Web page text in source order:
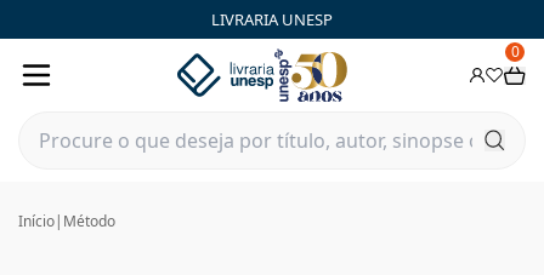
LIVRARIA UNESP
0
Início| Método
Método|Livraria Unesp | FastStore PLP